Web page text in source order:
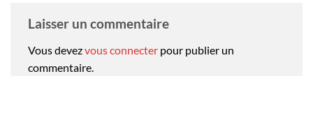
Laisser un commentaire
Vous devezvous connecter pour publier un
commentaire.